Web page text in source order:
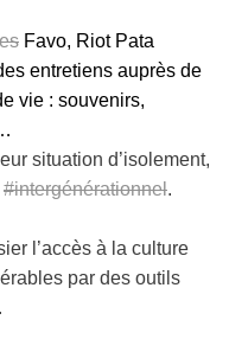
Favo, Riot Pata
entretiens auprès de
vie : souvenirs,
situation d’isolement,
#intergénérationnel.
l’accès à la culture
par des outils